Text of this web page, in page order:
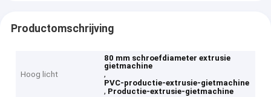
Productomschrijving
Hoog licht
80 mm schroefdiameter extrusie
gietmachine
,
PVC-productie-extrusie-gietmachine
, Productie-extrusie-gietmachine